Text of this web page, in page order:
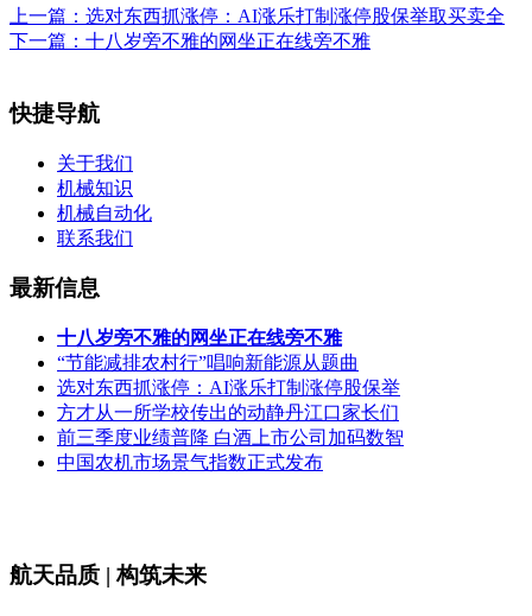
上一篇： 选对东西抓涨停：AI涨乐打制涨停股保举取买卖全
下一篇： 十八岁旁不雅的网坐正在线旁不雅
快捷导航
关于我们
机械知识
机械自动化
联系我们
最新信息
十八岁旁不雅的网坐正在线旁不雅
“节能减排农村行”唱响新能源从题曲
选对东西抓涨停：AI涨乐打制涨停股保举
方才从一所学校传出的动静丹江口家长们
前三季度业绩普降 白酒上市公司加码数智
中国农机市场景气指数正式发布
航天品质 | 构筑未来